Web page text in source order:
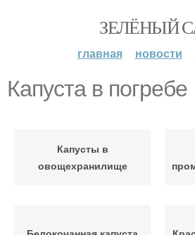
ЗЕЛЁНЫЙ
главная новости
Капуста в погребе
Капусты в
овощехранилище